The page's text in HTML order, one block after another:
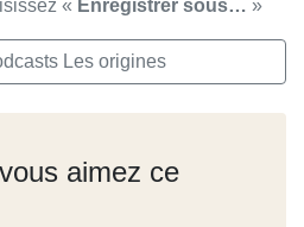
« Enregistrer sous… »
Les origines
aimez ce